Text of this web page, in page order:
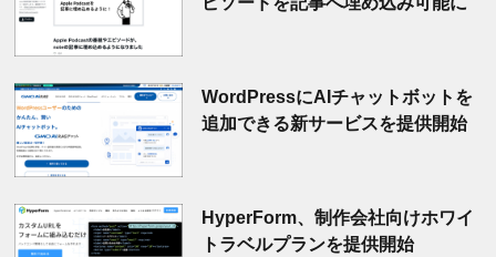
WordPressにAIチャットボットを
追加できる新サービスを提供開始
HyperForm、制作会社向けホワイ
トラベルプランを提供開始